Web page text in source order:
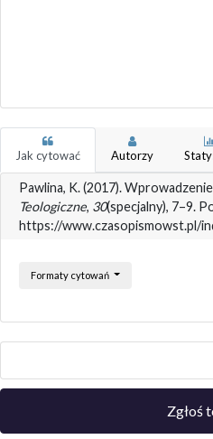
Jak cytować Autorzy
Pawlina, K. (2017).
Teologiczne, 30(specjalny), 7–9.
https://www.czasopismowst.pl/
Formaty cytowań
Zgłoś